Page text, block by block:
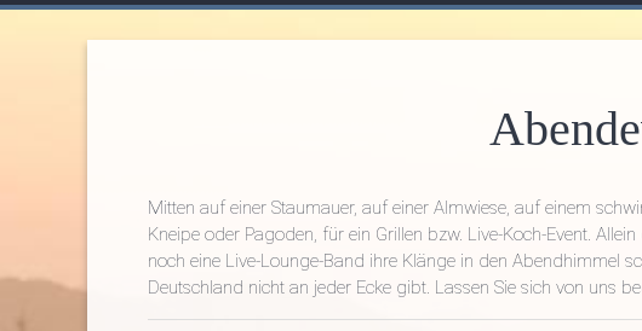
Mitten auf einer Staumauer, auf einer Almwiese, auf einem
Kneipe oder Pagoden, für ein Grillen bzw. Live-Koch-Event.
noch eine Live-Lounge-Band ihre Klänge in den Abendhimmel
Deutschland nicht an jeder Ecke gibt. Lassen Sie sich von uns